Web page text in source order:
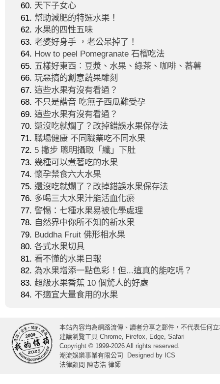
天下子女心
幫助減肥的特選水果！
水果的四性五味
老婆好身手 ，老公呆掉了！
How to peel Pomegranate 石榴吃法
五樣好東西︰豆漿、水果、綠茶、咖啡、蕃薯
玩惡搞的創意蔬果雕刻
這些水果有沒有看過？
不只是諧音 吃無子西瓜難受孕
這些水果有沒有看過？
還沒吃就爛了？改掉錯誤水果保存法
職場健康 不同職業吃不同水果
5 撇步 聰明攝取「纖」下肚
幾種可以煮著吃的水果
懷孕禁食六大水果
還沒吃就爛了？改掉錯誤水果保存法
多喝三大水果汁能活血化瘀
警惕：七種水果易被化學處理
自然界中你所不知的新水果
Buddha Fruit 佛形相水果
各式水果切具
看不懂的水果日報
為水果增添一點色彩！但...這真的能吃嗎？
超級水果香蕉 10 個驚人的好處
不適宜大量食用的水果
本站內容均為網路流傳、讀者分享之郵件，不代表任何
建議瀏覽工具 Chrome, Firefox, Edge, Safari
Copyright © 1999-2026 All rights reserved.
潮流娛樂事業有限公司
Designed by ICS
法律顧問 陳志浩 律師